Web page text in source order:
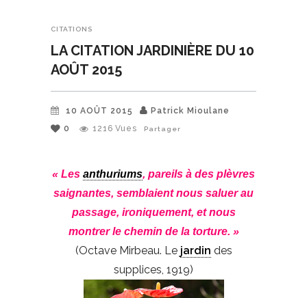
CITATIONS
LA CITATION JARDINIÈRE DU 10
AOÛT 2015
10 AOÛT 2015
Patrick Mioulane
0
1216 Vues Partager
« Les anthuriums, pareils à des plèvres
saignantes, semblaient nous saluer au
passage, ironiquement, et nous
montrer le chemin de la torture. »
(Octave Mirbeau. Le jardin des
supplices, 1919)